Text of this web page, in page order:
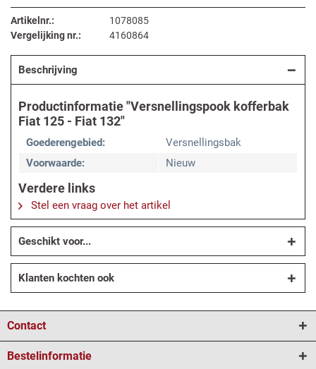
Artikelnr.:
1078085
Vergelijking nr.:
4160864
Beschrijving
Productinformatie "Versnellingspook kofferbak
Fiat 125 - Fiat 132"
Goederengebied:
Versnellingsbak
Voorwaarde:
Nieuw
Verdere links
Stel een vraag over het artikel
Geschikt voor...
Klanten kochten ook
Contact
Bestelinformatie